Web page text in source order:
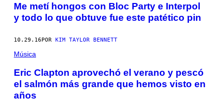
Me metí hongos con Bloc Party e Interpol
y todo lo que obtuve fue este patético pin
10.29.16POR KIM TAYLOR BENNETT
Música
Eric Clapton aprovechó el verano y pescó
el salmón más grande que hemos visto en
años